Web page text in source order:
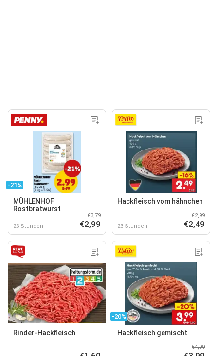
-21%
MÜHLENHOF
Rostbratwurst
23 Stunden
€3,79
€2,99
Hackfleisch vom hähnchen
23 Stunden
€2,99
€2,49
Rinder-Hackfleisch
-20%
Hackfleisch gemischt
€4,99